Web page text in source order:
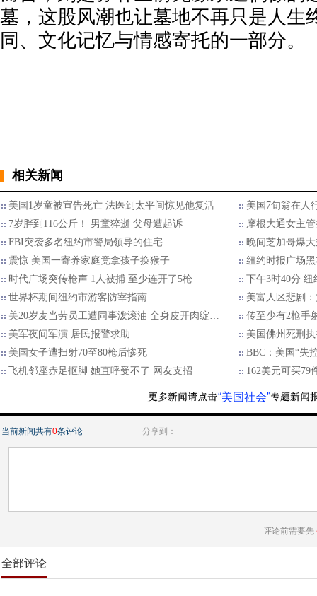
墓，这股风潮也让墓地不再只是人生
同、文化记忆与情感寄托的一部分。
相关新闻
美国1岁童被宣告死亡 法医到太平间惊见他复活
美国7旬翁在人
7岁胖到116公斤！ 男童猝逝 父母遭起诉
摩根大通女主
FBI突袭多名纽约市警局领导的住宅
晚间芝加哥爆
震惊 美国一寄养家庭竟拿孩子换猴子
纽约时报广场
时代广场突传枪声 1人被捕 至少连开了5枪
下午3时40分
世界杯期间纽约市游客防宰指南
美富人区悲剧
美20岁麦当劳员工遭同事泼滚油 全身皮开肉绽…
传至少有2枪手
美军夜间军演 居民报警求助
美国佛州死刑
美国女子遭扫射70至80枪后惨死
BBC：美国“失
飞机邻座赤足抠脚 她直呼受不了 网友支招
162美元可买79
“美国社会”
当前新闻共有0条评论 分享到：
评论前需要先
全部评论